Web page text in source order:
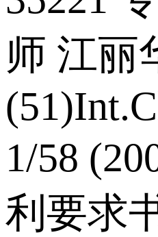
师 江丽
1/58
利要求